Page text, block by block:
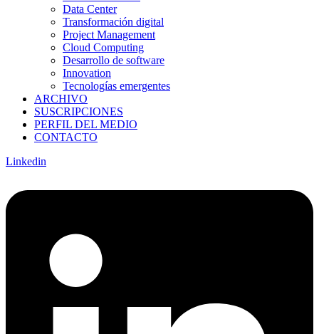
Data Center
Transformación digital
Project Management
Cloud Computing
Desarrollo de software
Innovation
Tecnologías emergentes
ARCHIVO
SUSCRIPCIONES
PERFIL DEL MEDIO
CONTACTO
Linkedin